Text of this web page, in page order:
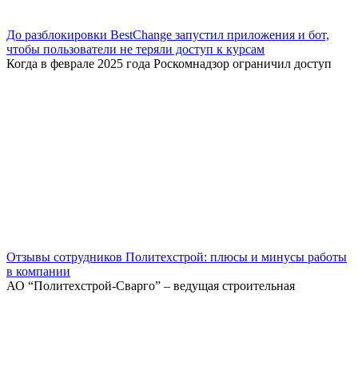
До разблокировки BestChange запустил приложения и бот,
чтобы пользователи не теряли доступ к курсам
Когда в феврале 2025 года Роскомнадзор ограничил доступ
Отзывы сотрудников Политехстрой: плюсы и минусы работы
в компании
АО “Политехстрой-Сварго” – ведущая строительная